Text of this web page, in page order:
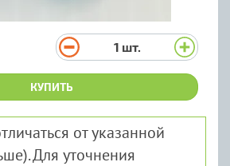
1 шт.
КУПИТЬ
от указанной
Для уточнения